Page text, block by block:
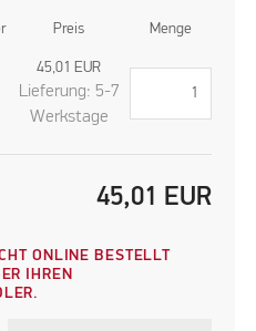
Preis Menge
45,01 EUR
Lieferung: 5-7
Werkstage
45,01 EUR
ONLINE BESTELLT
IHREN